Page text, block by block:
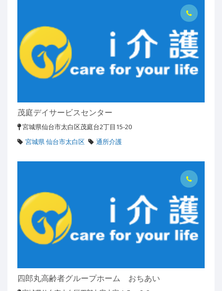
茂庭デイサービスセンター
宮城県仙台市太白区茂庭台2丁目15-20
宮城県 仙台市太白区
通所介護
四郎丸高齢者グループホーム おちあい